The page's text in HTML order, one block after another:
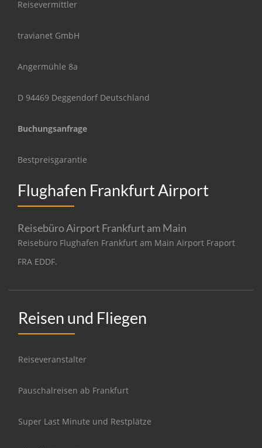
Reisevermittler
travianet GmbH
Angermühle 8a
D 94469 Deggendorf Deutschland
Buchungsanfrage
Bestpreisgarantie
Flughafen Frankfurt Airport
Reisebüro Airport Frankfurt am Main
Reisebüro Flughafen Frankfurt am Main Airport Fraport
FRA EDDF.
Reisen und Fliegen
Reiseveranstalter
Pauschalreisen ab Frankfurt
Super Last Minute und Restplätze